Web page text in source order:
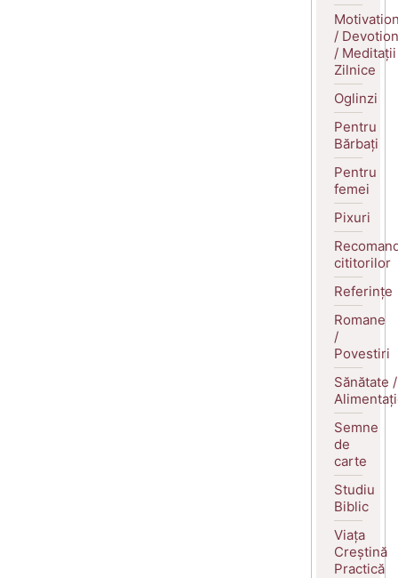
/
/ Meditații
Zilnice
Oglinzi
Pentru
Bărbați
Pentru
femei
Pixuri
cititorilor
Referințe
Romane
/
Povestiri
Sănătate /
Semne
de
carte
Studiu
Biblic
Viața
Creștină
Practică